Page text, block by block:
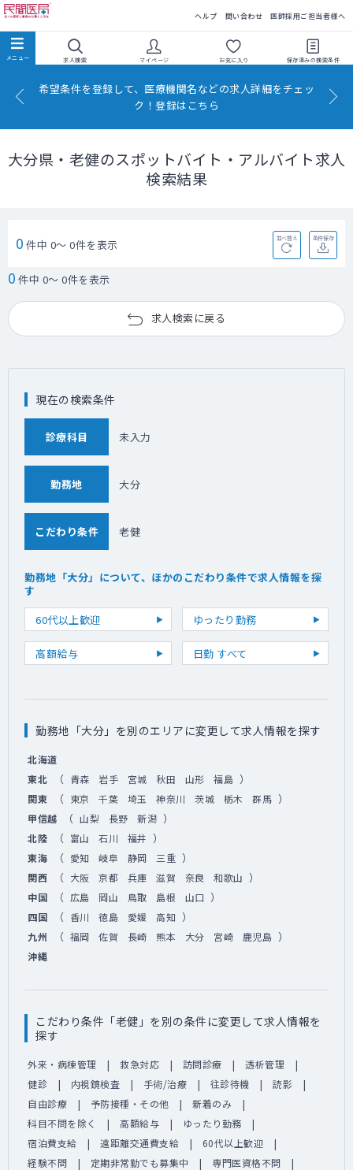
ヘルプ 問い合わせ 医師採用ご担当者様へ
求人検索 マイページ お気に入り 保存済みの検索条件
希望条件を登録して、医療機関名などの求人詳細をチェッ
ク！登録はこちら
大分県・老健のスポットバイト・アルバイト求人
検索結果
0 件中 0～ 0件を表示 並べ替え 条件保存
0 件中 0～ 0件を表示
求人検索に戻る
現在の検索条件
診療科目 未入力
勤務地 大分
こだわり条件 老健
勤務地「大分」について、ほかのこだわり条件で求人情報を探
す
60代以上歓迎
ゆったり勤務
高額給与 日勤 すべて
勤務地「大分」を別のエリアに変更して求人情報を探す
北海道
東北
（ 青森 岩手 宮城 秋田 山形 福島 ）
関東 （ 東京 千葉 埼玉 神奈川 茨城 栃木 群馬 ）
甲信越 （ 山梨 長野 新潟 ）
北陸 （ 富山 石川 福井 ）
東海 （ 愛知 岐阜 静岡 三重 ）
関西 （ 大阪 京都 兵庫 滋賀 奈良 和歌山 ）
中国 （ 広島 岡山 鳥取 島根 山口 ）
四国 （ 香川 徳島 愛媛 高知 ）
九州 （ 福岡 佐賀 長崎 熊本 大分 宮崎 鹿児島 ）
沖縄
こだわり条件「老健」を別の条件に変更して求人情報を
探す
外来・病棟管理 救急対応 訪問診療
透析管理
健診
内視鏡検査 手術/治療 往診待機
読影
自由診療
予防接種・その他
新着のみ
科目不問を除く
高額給与
ゆったり勤務
宿泊費支給
遠距離交通費支給
60代以上歓迎
経験不問
定期非常勤でも募集中
専門医資格不問